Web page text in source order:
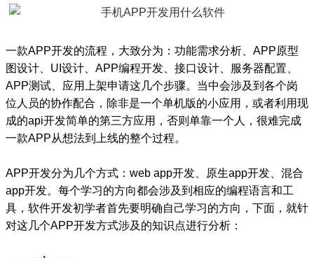
一款APP开发的流程，大致分为：功能需求分析、APP原型
图设计、UI设计、APP编程开发、接口设计、服务器配置、
APP测试、应用上架申请这几个步骤。当中会涉及到各个岗
位人员的协作配合，除非是一个单机版的小应用，或者利用现
成的api开发简单的第三方应用，否则单靠一个人，很难完成
一款APP从想法到上线的整个过程。
APP开发分为几个方式：web app开发、原生app开发、混合
app开发。每个学习的方向都会涉及到相应的编程语言和工
具，软件开发初学者首先要明确自己学习的方向，下面，就针
对这几个APP开发方式涉及的知识点进行分析：